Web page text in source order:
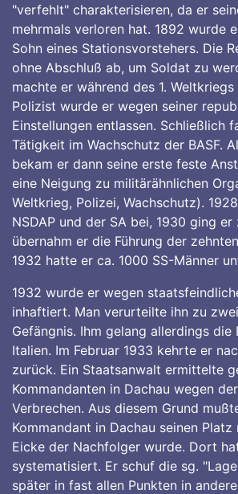
"verfehlt" charakterisieren, da er
mehrmals verloren hat. 1892 wurde
Sohn eines Stationsvorstehers. Die
ohne Abschluß ab, um Soldat zu
machte er während des 1.
Polizist wurde er wegen seiner
Einstellungen entlassen. Schließlich
Tätigkeit im Wachschutz der BASF.
bekam er dann seine erste feste
eine Neigung zu militärähnlichen
Weltkrieg, Polizei, Wachschutz).
NSDAP und der SA bei, 1930 ging er
übernahm er die Führung der
1932 hatte er ca. 1000 SS-Männer
1932 wurde er wegen
inhaftiert. Man verurteilte ihn zu
Gefängnis. Ihm gelang allerdings die
Italien. Im Februar 1933 kehrte er
zurück. Ein Staatsanwalt ermittelte
Kommandanten in Dachau wegen
Verbrechen. Aus diesem Grund
Kommandant in Dachau seinen Platz
Eicke der Nachfolger wurde. Dort
systematisiert. Er schuf die sg.
später in fast allen Punkten in